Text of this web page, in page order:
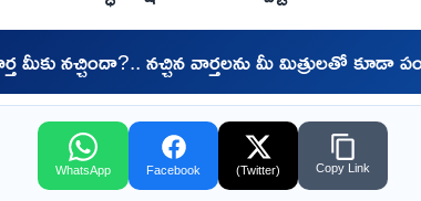
మీకు నచ్చిందా?.. నచ్చిన వార్తలను మీ మిత్రులతో కూడా
WhatsApp Facebook (Twitter) Copy Link